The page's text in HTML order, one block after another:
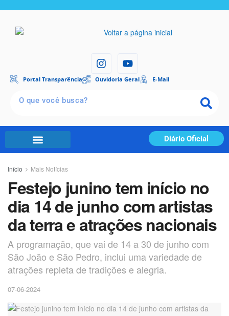
Portal Transparência Ouvidoria Geral E-Mail
Diário Oficial
Início Mais Notícias
Festejo junino tem início no
dia 14 de junho com artistas
da terra e atrações nacionais
A programação, que vai de 14 a 30 de junho com
São João e São Pedro, inclui uma variedade de
atrações repleta de tradições e alegria.
07-06-2024